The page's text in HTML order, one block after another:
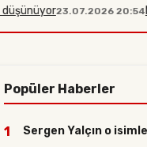
23.07.2026 20:54
Popüler Haberler
1 Sergen Yalçın o